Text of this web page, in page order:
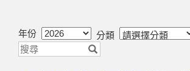
年份 分類